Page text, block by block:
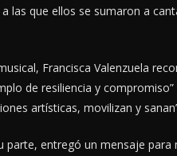
las que ellos se sumaron a
Francisca Valenzuela
de resiliencia y
artísticas, movilizan y
parte, entregó un mensaje